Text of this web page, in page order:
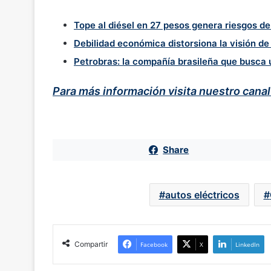
Tope al diésel en 27 pesos genera riesgos
Debilidad económica distorsiona la visión
Petrobras: la compañía brasileña que
Para más información visita nuestro
Share
autos eléctricos
Compartir Facebook X LinkedIn